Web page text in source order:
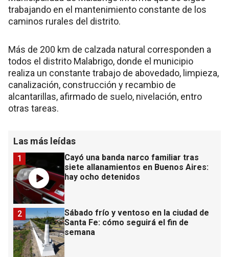
trabajando en el mantenimiento constante de los
caminos rurales del distrito.
Más de 200 km de calzada natural corresponden a
todos el distrito Malabrigo, donde el municipio
realiza un constante trabajo de abovedado, limpieza,
canalización, construcción y recambio de
alcantarillas, afirmado de suelo, nivelación, entro
otras tareas.
Las más leídas
Cayó una banda narco familiar tras
siete allanamientos en Buenos Aires:
hay ocho detenidos
1
Sábado frío y ventoso en la ciudad de
Santa Fe: cómo seguirá el fin de
semana
2